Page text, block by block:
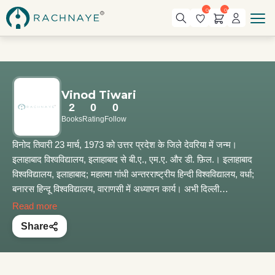
0 0
Vinod Tiwari
2
Books
0
Rating
0
Follow
विनोद तिवारी 23 मार्च, 1973 को उत्तर प्रदेश के जिले देवरिया में जन्म।
इलाहाबाद विश्वविद्यालय, इलाहाबाद से बी.ए., एम.ए. और डी. फ़िल.। इलाहाबाद
विश्वविद्यालय, इलाहाबाद; महात्मा गांधी अन्तरराष्ट्रीय हिन्दी विश्वविद्यालय, वर्धा;
बनारस हिन्दू विश्वविद्यालय, वाराणसी में अध्यापन कार्य। अभी दिल्ली
विश्वविद्यालय, दिल्ली के हिन्दी विभाग में अध्यापन। लगभग दो वर्षों तक अंकारा
विश्वविद्यालय, अंकारा (तुर्की) में विज़िटिंग प्रोफ़ेसर रहे। अब तक परम्परा, सर्जन
और उपन्यास, नई सदी की दहलीज़ पर, विजयदेव नारायण साही (साहित्य
Read more
Share